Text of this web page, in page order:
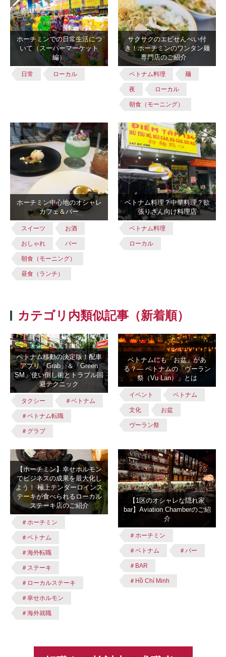
ホーチミンでの日常生活につ
いて（スーパーマーケット
編）
日常 ローカル
サクサクのエビせんべい付
き！ホーチミンのワンタン麺
専門店のご紹介
ベトナム料理 麺
夜 ローカル
朝食（モーニング）
ホーチミン中心地のオシャレ
カフェ＆バー
スイーツ お酒
おしゃれ バー
朝食（モーニング）
昼食（ランチ）
ベトナム料理？中華料理？欲
張りさん向け料理店
ベトナム料理
ローカル
カテゴリ内類似記事（新着順）
ベトナム移動の決定版！配車
アプリ「Grab」＆「Green
SM」使い倒し術とトラブル回
避テクニック
タクシー ＃ベトナム
＃ベトナム転職
＃グラブ
ベトナムにも「お盆」があ
る？― ベトナムの「ヴーラン
祭（Vu Lan）」とは
イベント ベトナム
文化 お盆
ヴーラン祭
【ホーチミン】幸せホルモン
でビジネスの成果を最大化し
よう！ 極上テンダーロインス
テーキが食べられるローカル
ステーキ店のご紹介
＃ホーチミン
＃ベトナム
＃海外転職
＃ステーキ
＃ローカルステーキ
＃幸せホルモン
＃海外就職
【1区のオシャレな隠れ家
bar】Aviation Chamberのご紹
介
＃ホーチミン
＃ベトナム ＃バー
＃BAR
＃Hồ Chí Minh